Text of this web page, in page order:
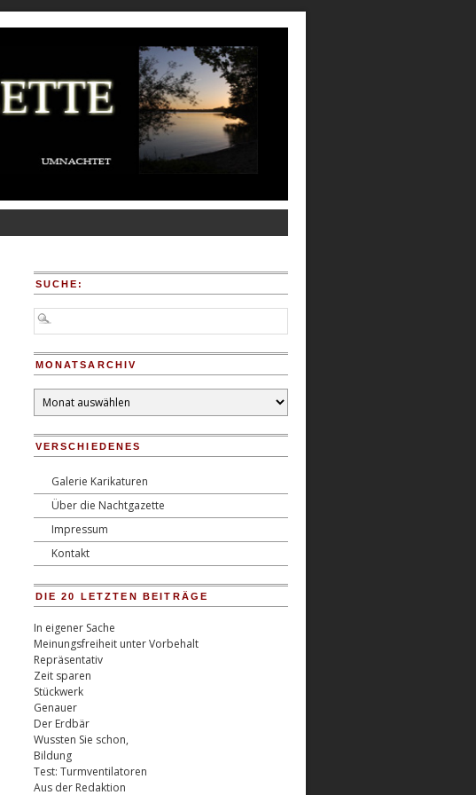
SUCHE:
MONATSARCHIV
Monatsarchiv
VERSCHIEDENES
Galerie Karikaturen
Über die Nachtgazette
Impressum
Kontakt
DIE 20 LETZTEN BEITRÄGE
In eigener Sache
Meinungsfreiheit unter Vorbehalt
Repräsentativ
Zeit sparen
Stückwerk
Genauer
Der Erdbär
Wussten Sie schon,
Bildung
Test: Turmventilatoren
Aus der Redaktion